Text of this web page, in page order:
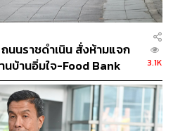
ถนนราชดำเนิน สั่งห้ามแจก
นบ้านอิ่มใจ-Food Bank
3.1K